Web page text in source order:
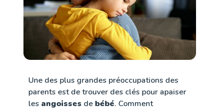
Une des plus grandes préoccupations des
parents est de trouver des clés pour apaiser
les angoisses de bébé. Comment